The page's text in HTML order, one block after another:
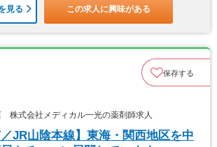
見る この求人に興味がある
保存する
式会社メディカル一光の薬剤師求人
／JR山陰本線】東海・関西地区を中